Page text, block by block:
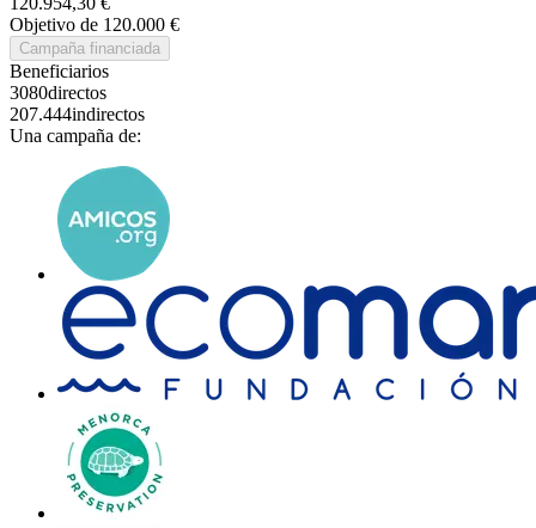
Objetivo de 120.000 €
Campaña financiada
Beneficiarios
3080directos
207.444indirectos
Una campaña de: